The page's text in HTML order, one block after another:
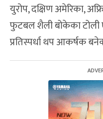
युरोप, दक्षिण अमेरिका,
फुटबल शैली बोकेका टोली
प्रतिस्पर्धा थप आकर्षक